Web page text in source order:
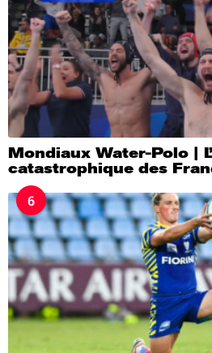
Mondiaux Water-Polo |
catastrophique des
6